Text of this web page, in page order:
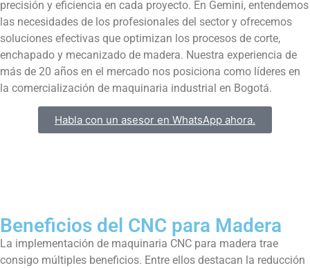
precisión y eficiencia en cada proyecto. En Gemini, entendemos
las necesidades de los profesionales del sector y ofrecemos
soluciones efectivas que optimizan los procesos de corte,
enchapado y mecanizado de madera. Nuestra experiencia de
más de 20 años en el mercado nos posiciona como líderes en
la comercialización de maquinaria industrial en Bogotá.
Habla con un asesor en WhatsApp ahora.
Beneficios del CNC para Madera
La implementación de maquinaria CNC para madera trae
consigo múltiples beneficios. Entre ellos destacan la reducción